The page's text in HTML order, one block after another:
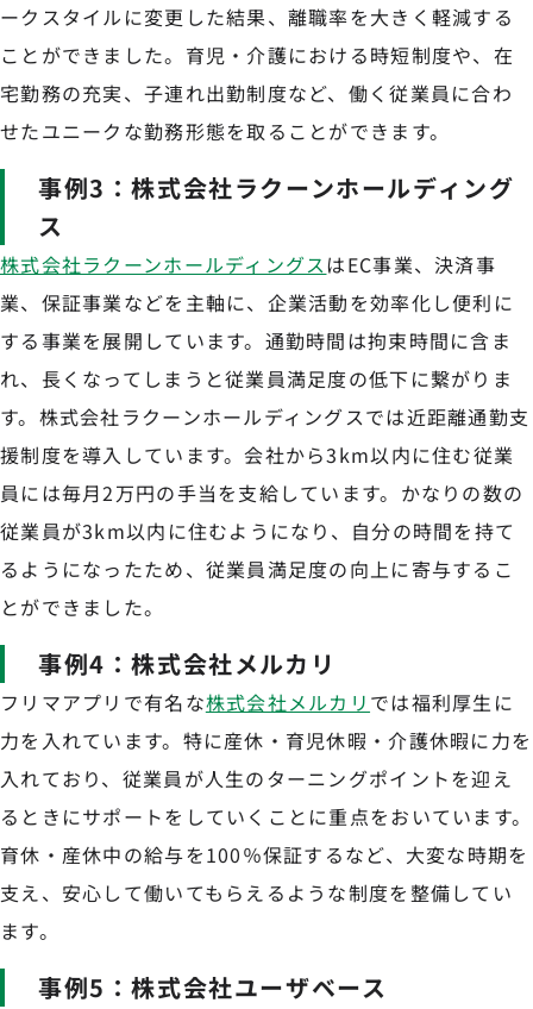
ークスタイルに変更した結果、離職率を大きく軽減する
ことができました。育児・介護における時短制度や、在
宅勤務の充実、子連れ出勤制度など、働く従業員に合わ
せたユニークな勤務形態を取ることができます。
事例3：株式会社ラクーンホールディング
ス
株式会社ラクーンホールディングスはEC事業、決済事
業、保証事業などを主軸に、企業活動を効率化し便利に
する事業を展開しています。通勤時間は拘束時間に含ま
れ、長くなってしまうと従業員満足度の低下に繋がりま
す。株式会社ラクーンホールディングスでは近距離通勤支
援制度を導入しています。会社から3km以内に住む従業
員には毎月2万円の手当を支給しています。かなりの数の
従業員が3km以内に住むようになり、自分の時間を持て
るようになったため、従業員満足度の向上に寄与するこ
とができました。
事例4：株式会社メルカリ
フリマアプリで有名な株式会社メルカリ では福利厚生に
力を入れています。特に産休・育児休暇・介護休暇に力を
入れており、従業員が人生のターニングポイントを迎え
るときにサポートをしていくことに重点をおいています。
育休・産休中の給与を100％保証するなど、大変な時期を
支え、安心して働いてもらえるような制度を整備してい
ます。
事例5：株式会社ユーザベース